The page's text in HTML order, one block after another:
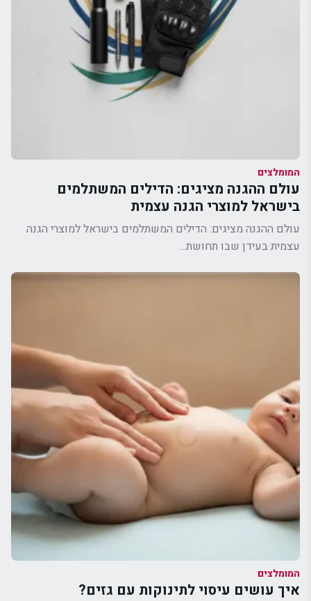
המומלצים
עולם ההגנה מציגים: הדילים המשתלמים
בישראל למוצרי הגנה עצמית
עולם ההגנה מציגים: הדילים המשתלמים בישראל למוצרי הגנה
עצמית בעידן שבו תחושת...
המומלצים
איך עושים עיסוי לתינוקות עם גזים?